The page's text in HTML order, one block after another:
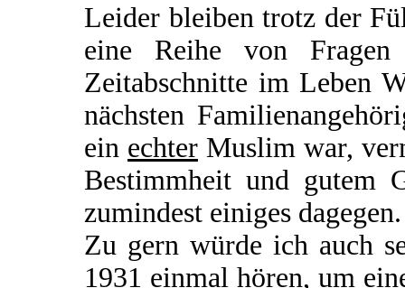
Leider bleiben trotz der
eine Reihe von
Zeitabschnitte im Leben
nächsten
ein echter Muslim war,
Bestimmheit und gutem
zumindest einiges dagegen.
Zu gern würde ich auch
1931 einmal hören, um